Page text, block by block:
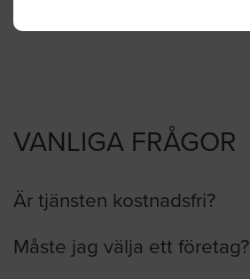
VANLIGA FRÅGOR
Är tjänsten kostnadsfri?
Måste jag välja ett företag?